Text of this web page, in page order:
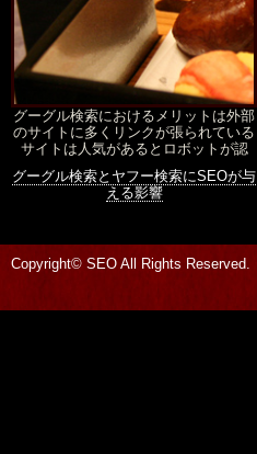
グーグル検索におけるメリットは外部
のサイトに多くリンクが張られている
サイトは人気があるとロボットが認
グーグル検索とヤフー検索にSEOが与
える影響
Copyright© SEO All Rights Reserved.